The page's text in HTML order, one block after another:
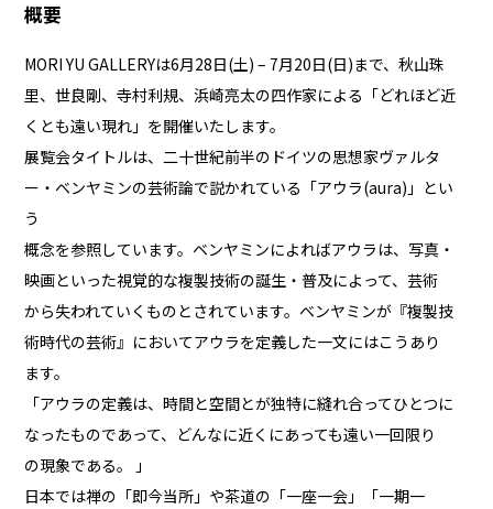
概要
MORI YU GALLERYは6月28日(土) – 7月20日(日)まで、秋山珠
里、世良剛、寺村利規、浜崎亮太の四作家による「どれほど近
くとも遠い現れ」を開催いたします。
展覧会タイトルは、二十世紀前半のドイツの思想家ヴァルタ
ー・ベンヤミンの芸術論で説かれている「アウラ(aura)」とい
う
概念を参照しています。ベンヤミンによればアウラは、写真・
映画といった視覚的な複製技術の誕生・普及によって、芸術
から失われていくものとされています。ベンヤミンが『複製技
術時代の芸術』においてアウラを定義した一文にはこうあり
ます。
「アウラの定義は、時間と空間とが独特に縫れ合ってひとつに
なったものであって、どんなに近くにあっても遠い一回限り
の現象である。 」
日本では禅の「即今当所」や茶道の「一座一会」「一期一